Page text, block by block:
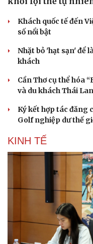
Khách quốc tế đến
số nổi bật
Nhặt bỏ 'hạt sạn' để
khách
Cần Thơ cụ thể hóa
và du khách Thái Lan
Ký kết hợp tác đăng
Golf nghiệp dư thế
KINH TẾ